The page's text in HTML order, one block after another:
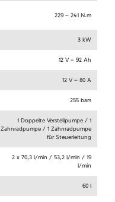
229 – 241 N.m
3 kW
12 V – 92 Ah
12 V – 80 A
255 bars
1 Doppelte Verstellpumpe / 1
Zahnradpumpe / 1 Zahnradpumpe
für Steuerleitung
2 x 70,3 l/min / 53,2 l/min / 19
l/min
60 l